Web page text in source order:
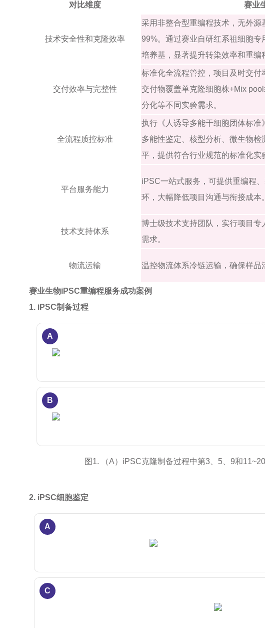
对比维度 赛业
技术安全性和克隆效率
采用非整合型重编程技术，无外
99%。通过赛业自研红系祖细胞
培养基，显著提升转染效率和重编
交付效率与完整性
标准化全流程管控，项目及时交
交付物覆盖单克隆细胞株+Mix
分化等不同实验需求。
全流程质控标准
执行《人诱导多能干细胞团体标
多能性鉴定、核型分析、微生物
平，提供符合行业规范的标准化实
平台服务能力
iPSC一站式服务，可提供重编程
环，大幅降低项目沟通与衔接成本。
技术支持体系
博士级技术支持团队，实行项目
需求。
物流运输 温控物流体系冷链运输，确保样品
赛业生物iPSC重编程服务成功案例
1. iPSC制备过程
A
B
图1. （A）iPSC克隆制备过程中第3、5、9和
2. iPSC细胞鉴定
A
C